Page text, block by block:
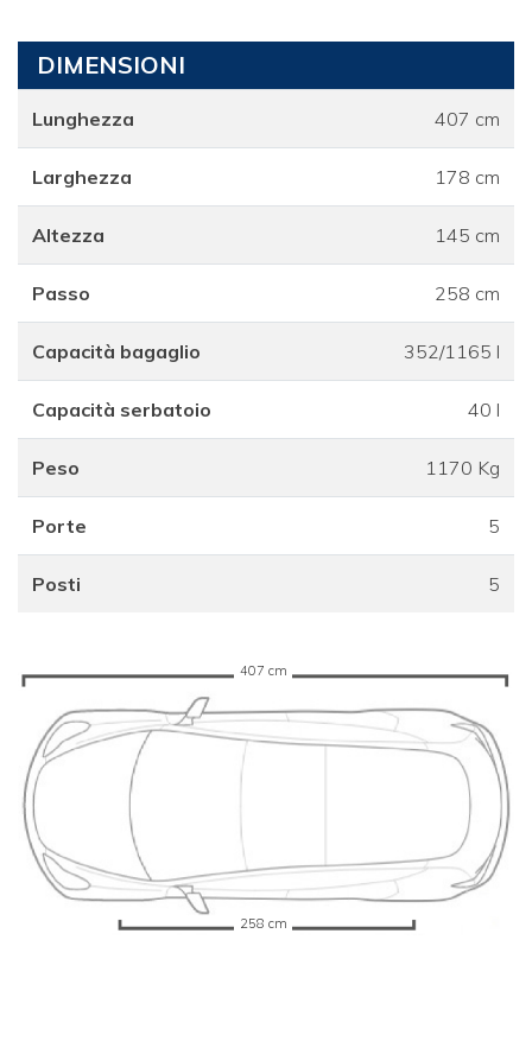
DIMENSIONI
Lunghezza 407 cm
Larghezza 178 cm
Altezza 145 cm
Passo 258 cm
Capacità bagaglio 352/1165 l
Capacità serbatoio 40 l
Peso 1170 Kg
Porte 5
Posti 5
407 cm
258 cm